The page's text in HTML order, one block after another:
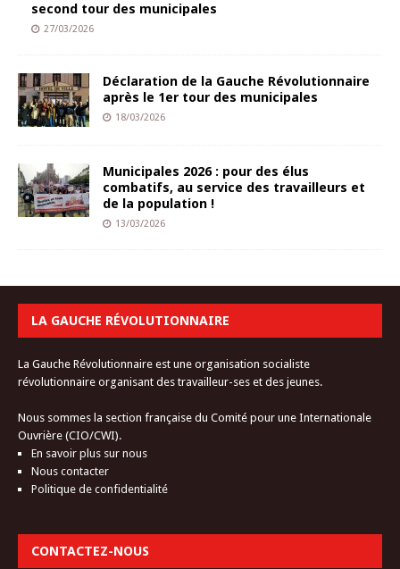
second tour des municipales
27/03/2026
Déclaration de la Gauche Révolutionnaire
après le 1er tour des municipales
18/03/2026
Municipales 2026 : pour des élus
combatifs, au service des travailleurs et
de la population !
13/03/2026
LA GAUCHE RÉVOLUTIONNAIRE
La Gauche Révolutionnaire est une organisation socialiste
révolutionnaire organisant des travailleur-ses et des jeunes.
Nous sommes la section française du Comité pour une Internationale
Ouvrière (CIO/CWI).
En savoir plus sur nous
Nous contacter
Politique de confidentialité
CONTACTEZ-NOUS